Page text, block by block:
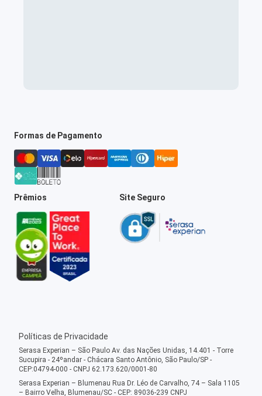
Formas de Pagamento
Prêmios Site Seguro
Políticas de Privacidade
Serasa Experian – São Paulo Av. das Nações Unidas, 14.401 - Torre
Sucupira - 24ºandar - Chácara Santo Antônio, São Paulo/SP -
CEP:04794-000 - CNPJ 62.173.620/0001-80
Serasa Experian – Blumenau Rua Dr. Léo de Carvalho, 74 – Sala 1105
– Bairro Velha, Blumenau/SC - CEP: 89036-239 CNPJ